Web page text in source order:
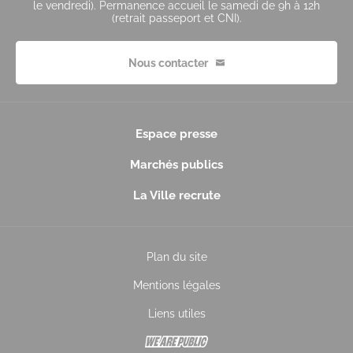
le vendredi). Permanence accueil le samedi de 9h à 12h
(retrait passeport et CNI).
Nous contacter
Espace presse
Marchés publics
La Ville recrute
Plan du site
Mentions légales
Liens utiles